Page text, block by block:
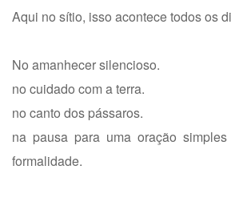
Aqui no sítio, isso acontece todos os
No amanhecer silencioso.
no cuidado com a terra.
no canto dos pássaros.
na pausa para uma oração
formalidade.